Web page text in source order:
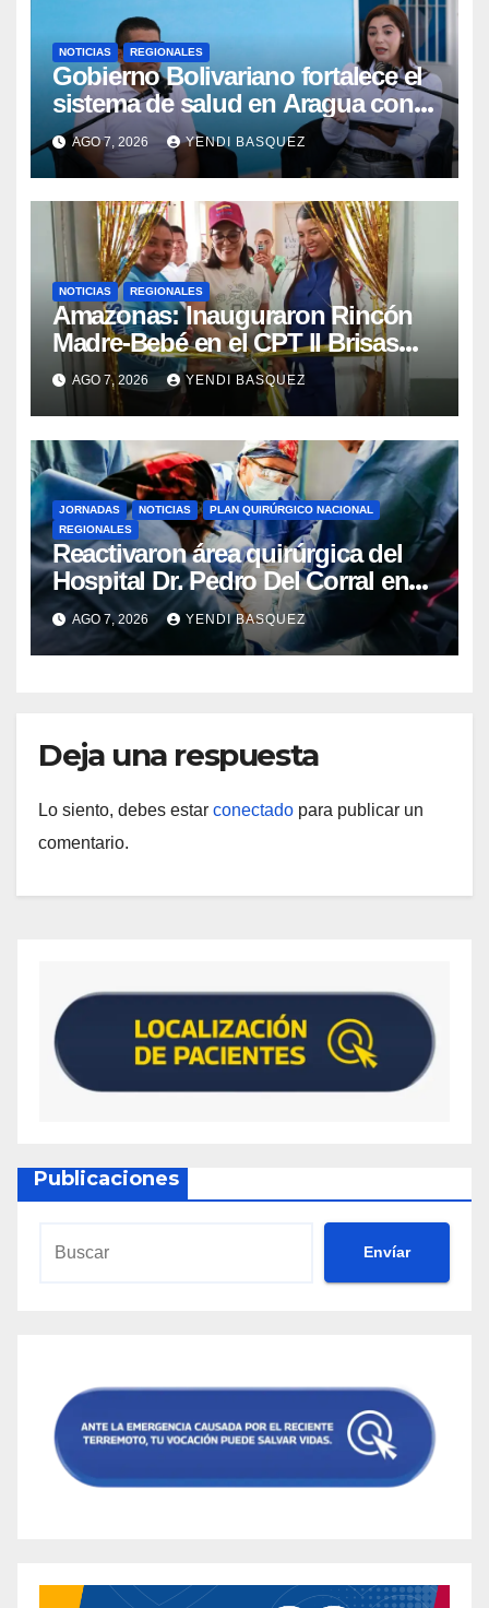
NOTICIAS REGIONALES
Gobierno Bolivariano fortalece el
sistema de salud en Aragua con
la reinauguración del CDI La Mora
AGO 7, 2026 YENDI BASQUEZ
NOTICIAS REGIONALES
​Amazonas: Inauguraron Rincón
Madre-Bebé en el CPT II Brisas
del Aeropuerto ​Inauguraron
Rincón
AGO 7, 2026 YENDI BASQUEZ
JORNADAS NOTICIAS
PLAN QUIRÚRGICO NACIONAL
REGIONALES
Reactivaron área quirúrgica del
Hospital Dr. Pedro Del Corral en
Guárico
AGO 7, 2026 YENDI BASQUEZ
Deja una respuesta
Lo siento, debes estar conectado para publicar un
comentario.
Publicaciones
Envíar